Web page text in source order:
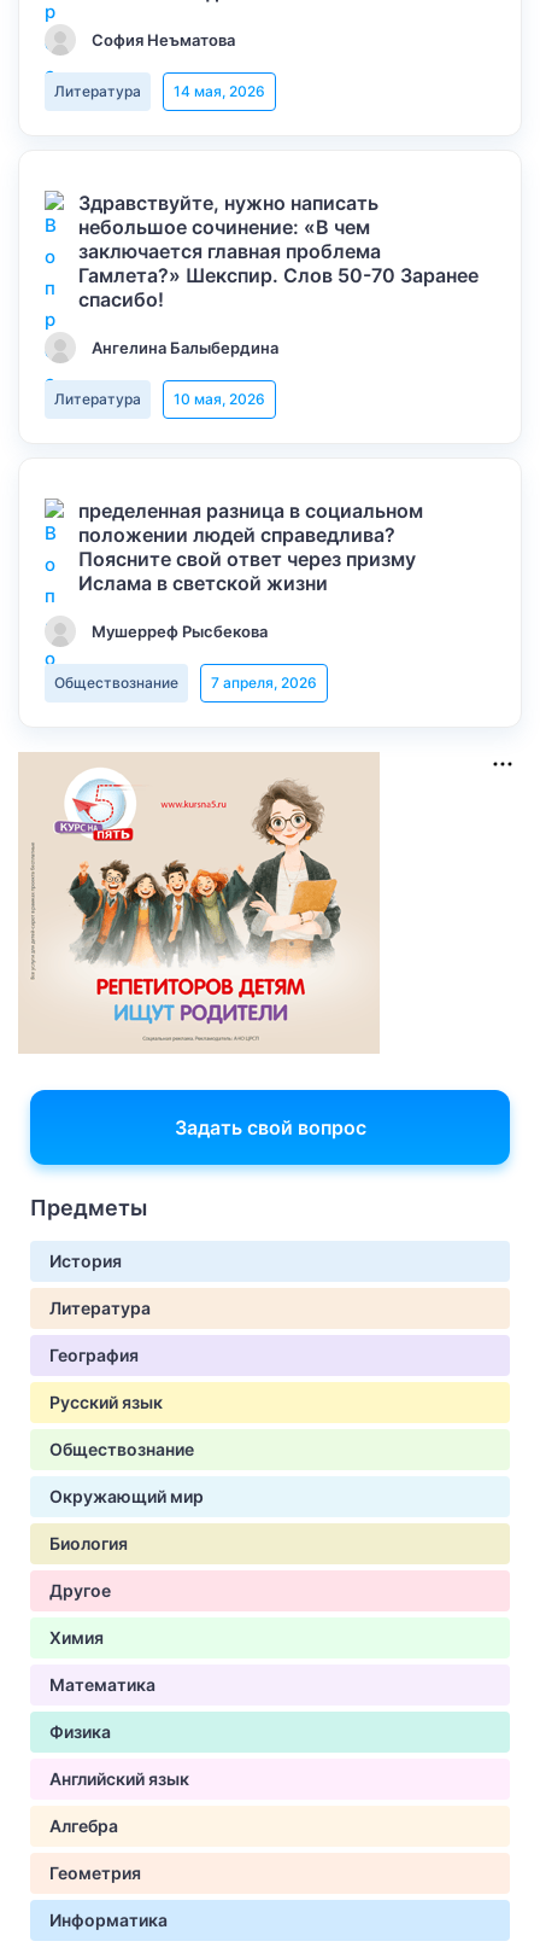
София Неъматова
Литература 14 мая, 2026
Здравствуйте, нужно написать
небольшое сочинение: «В чем
заключается главная проблема
Гамлета?» Шекспир. Слов 50-70 Заранее
спасибо!
Ангелина Балыбердина
Литература 10 мая, 2026
пределенная разница в социальном
положении людей справедлива?
Поясните свой ответ через призму
Ислама в светской жизни
Мушерреф Рысбекова
Обществознание 7 апреля, 2026
Задать свой вопрос
Предметы
История
Литература
География
Русский язык
Обществознание
Окружающий мир
Биология
Другое
Химия
Математика
Физика
Английский язык
Алгебра
Геометрия
Информатика